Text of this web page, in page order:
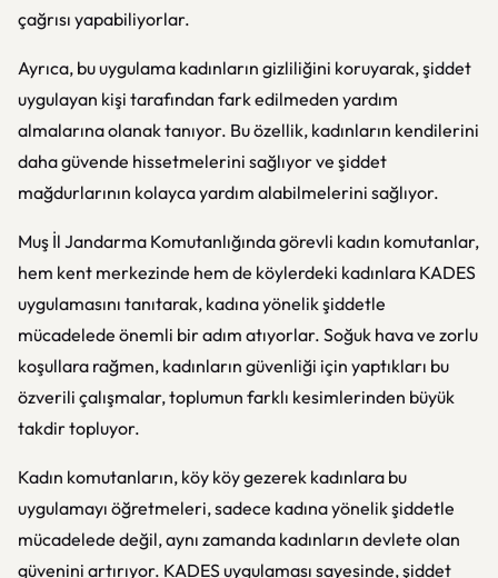
çağrısı yapabiliyorlar.
Ayrıca, bu uygulama kadınların gizliliğini koruyarak, şiddet
uygulayan kişi tarafından fark edilmeden yardım
almalarına olanak tanıyor. Bu özellik, kadınların kendilerini
daha güvende hissetmelerini sağlıyor ve şiddet
mağdurlarının kolayca yardım alabilmelerini sağlıyor.
Muş İl Jandarma Komutanlığında görevli kadın komutanlar,
hem kent merkezinde hem de köylerdeki kadınlara KADES
uygulamasını tanıtarak, kadına yönelik şiddetle
mücadelede önemli bir adım atıyorlar. Soğuk hava ve zorlu
koşullara rağmen, kadınların güvenliği için yaptıkları bu
özverili çalışmalar, toplumun farklı kesimlerinden büyük
takdir topluyor.
Kadın komutanların, köy köy gezerek kadınlara bu
uygulamayı öğretmeleri, sadece kadına yönelik şiddetle
mücadelede değil, aynı zamanda kadınların devlete olan
güvenini artırıyor. KADES uygulaması sayesinde, şiddet